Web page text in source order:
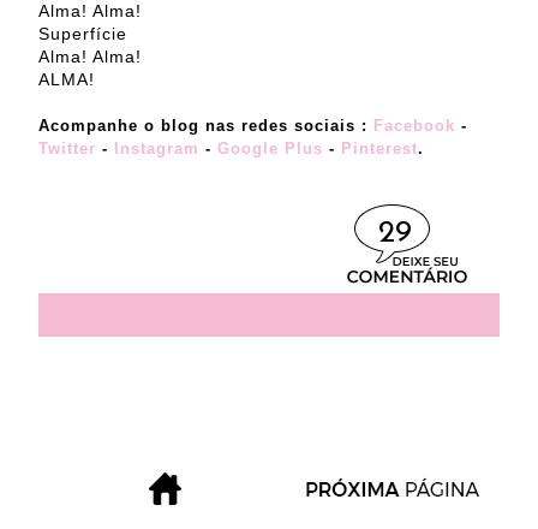
Alma! Alma!
Superfície
Alma! Alma!
ALMA!
Acompanhe o blog nas redes sociais : Facebook -
Twitter - Instagram - Google Plus - Pinterest.
29